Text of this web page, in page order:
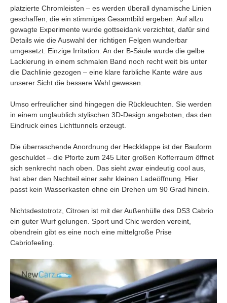
platzierte Chromleisten – es werden überall dynamische Linien
geschaffen, die ein stimmiges Gesamtbild ergeben. Auf allzu
gewagte Experimente wurde gottseidank verzichtet, dafür sind
Details wie die Auswahl der richtigen Felgen wunderbar
umgesetzt. Einzige Irritation: An der B-Säule wurde die gelbe
Lackierung in einem schmalen Band noch recht weit bis unter
die Dachlinie gezogen – eine klare farbliche Kante wäre aus
unserer Sicht die bessere Wahl gewesen.
Umso erfreulicher sind hingegen die Rückleuchten. Sie werden
in einem unglaublich stylischen 3D-Design angeboten, das den
Eindruck eines Lichttunnels erzeugt.
Die überraschende Anordnung der Heckklappe ist der Bauform
geschuldet – die Pforte zum 245 Liter großen Kofferraum öffnet
sich senkrecht nach oben. Das sieht zwar eindeutig cool aus,
hat aber den Nachteil einer sehr kleinen Ladeöffnung. Hier
passt kein Wasserkasten ohne ein Drehen um 90 Grad hinein.
Nichtsdestotrotz, Citroen ist mit der Außenhülle des DS3 Cabrio
ein guter Wurf gelungen. Sport und Chic werden vereint,
obendrein gibt es eine noch eine mittelgroße Prise
Cabriofeeling.